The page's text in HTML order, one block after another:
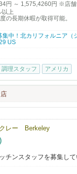
円
あなたの経験を世界
る仲間を大募集します
てみてください。
シュ休暇取得可能！殆
の平均年収は約1​,402万
年3月換算）
月給実績より算出
円 ～ 1,575,4260円 ※店舗
上
の長期休暇が取得可能。
集中！北カリフォルニア
US
調理スタッフ アメリカ
レー Berkeley
チンスタッフを募集して